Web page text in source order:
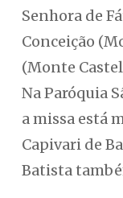
Senhora de
Conceição
(Monte
Na Paróquia
a missa está
Capivari de
Batista